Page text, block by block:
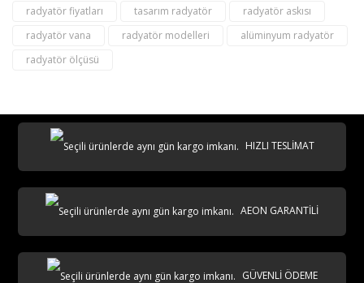
radyatör fiyatları
tasarım radyatör
radyatör askısı
radyatör vana
radyatör modelleri
alüminyum radyatör
radyatör ölçüsü
HIZLI TESLİMAT
AEON GARANTİLİ
GÜVENLİ ÖDEME